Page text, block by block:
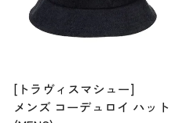
[トラヴィスマシュー]
メンズ コーデュロイ ハット